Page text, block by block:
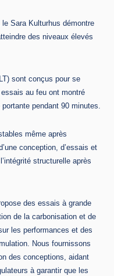
Sara Kulturhus démontre
des niveaux élevés
sont conçus pour se
au feu ont montré
pendant 90 minutes.
même après
conception, d’essais et
structurelle après
des essais à grande
de la carbonisation et de
les performances et des
Nous fournissons
des conceptions, aidant
à garantir que les